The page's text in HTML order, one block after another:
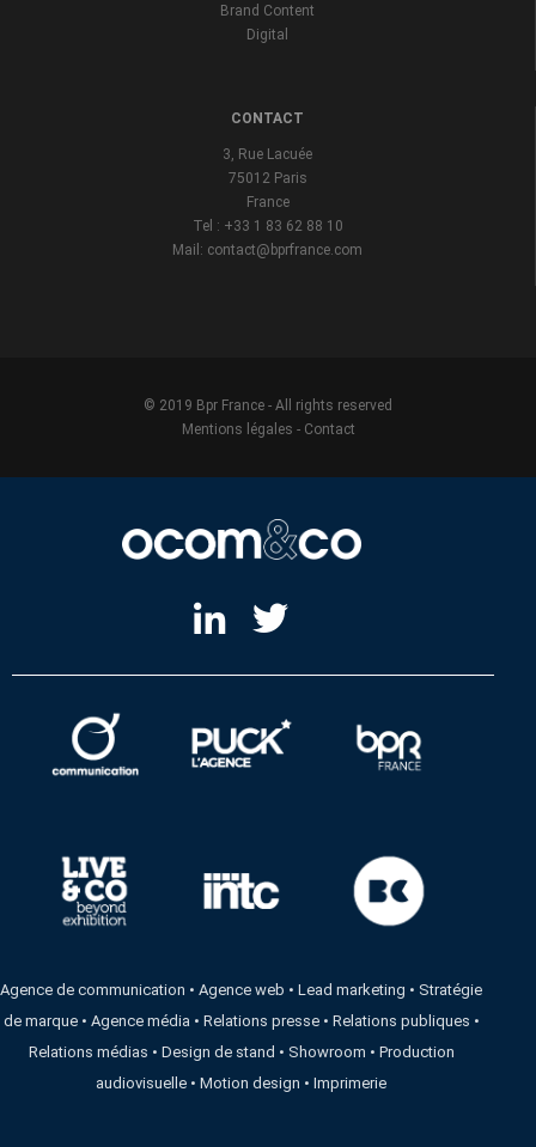
Brand Content
Digital
CONTACT
3, Rue Lacuée
75012 Paris
France
Tel : +33 1 83 62 88 10
Mail: contact@bprfrance.com
© 2019 Bpr France - All rights reserved
Mentions légales - Contact
Agence de communication •Agence web •Lead marketing • Stratégie
de marque• Agence média • Relations presse• Relations publiques •
Relations médias • Design de stand • Showroom • Production
audiovisuelle •Motion design •Imprimerie